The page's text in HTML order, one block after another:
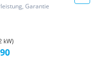
Garantie
kW)